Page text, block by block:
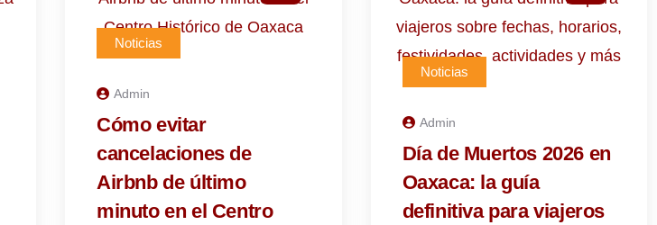
Noticias
Admin
Cómo evitar
cancelaciones de
Airbnb de último
minuto en el Centro
Noticias
Admin
Día de Muertos 2026 en
Oaxaca: la guía
definitiva para viajeros